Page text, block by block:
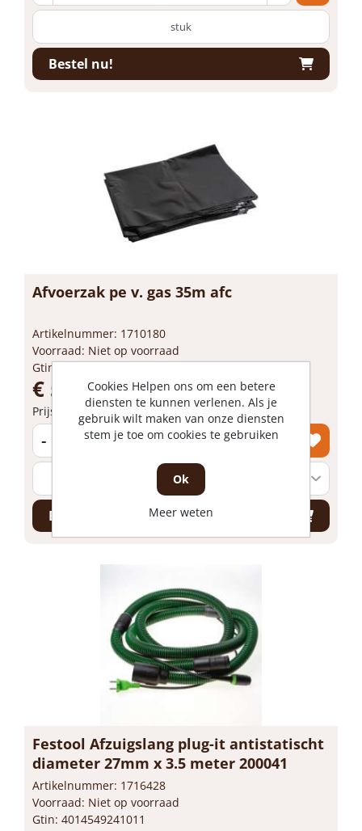
stuk
Bestel nu!
Afvoerzak pe v. gas 35m afc
Artikelnummer: 1710180
Voorraad: Niet op voorraad
Gtin: 3165140744850
€ 59,60 incl. BTW
Prijs per 1 stuk
- +
Bestel nu!
Festool Afzuigslang plug-it antistatischt
diameter 27mm x 3.5 meter 200041
Artikelnummer: 1716428
Voorraad: Niet op voorraad
Gtin: 4014549241011
Cookies Helpen ons om een betere
diensten te kunnen verlenen. Als je
gebruik wilt maken van onze diensten
stem je toe om cookies te gebruiken
Ok
Meer weten